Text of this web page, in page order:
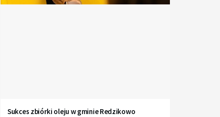
Sukces zbiórki oleju w gminie Redzikowo